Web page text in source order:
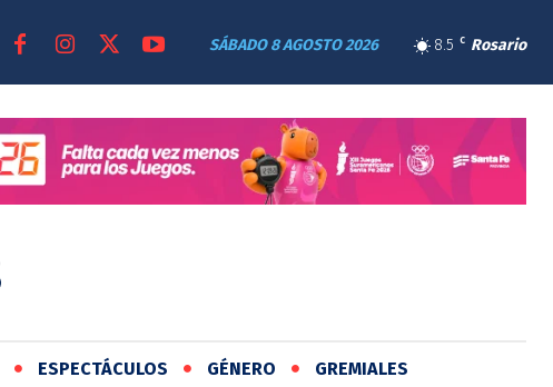
8.5 C Rosario
SÁBADO 8 AGOSTO 2026
ESPECTÁCULOS GÉNERO GREMIALES